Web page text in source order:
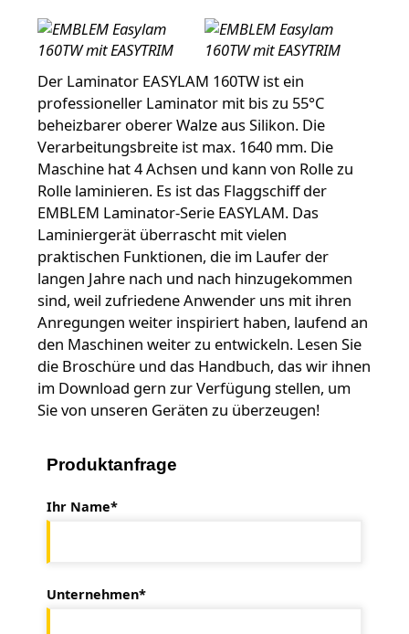
Der Laminator EASYLAM 160TW ist ein
professioneller Laminator mit bis zu 55°C
beheizbarer oberer Walze aus Silikon. Die
Verarbeitungsbreite ist max. 1640 mm. Die
Maschine hat 4 Achsen und kann von Rolle zu
Rolle laminieren. Es ist das Flaggschiff der
EMBLEM Laminator-Serie EASYLAM. Das
Laminiergerät überrascht mit vielen
praktischen Funktionen, die im Laufer der
langen Jahre nach und nach hinzugekommen
sind, weil zufriedene Anwender uns mit ihren
Anregungen weiter inspiriert haben, laufend an
den Maschinen weiter zu entwickeln. Lesen Sie
die Broschüre und das Handbuch, das wir ihnen
im Download gern zur Verfügung stellen, um
Sie von unseren Geräten zu überzeugen!
Produktanfrage
Ihr Name*
Unternehmen*